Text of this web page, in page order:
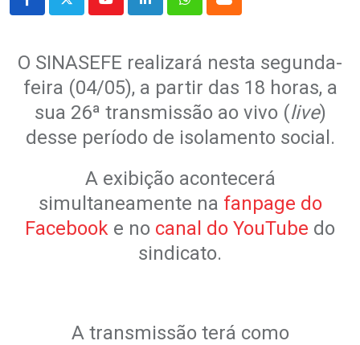
YoutubeLinkedInWhatsappCloud
O SINASEFE realizará nesta segunda-
feira (04/05), a partir das 18 horas, a
sua 26ª transmissão ao vivo (live)
desse período de isolamento social.
A exibição acontecerá
simultaneamente na fanpage do
Facebook e no canal do YouTube do
sindicato.
A transmissão terá como